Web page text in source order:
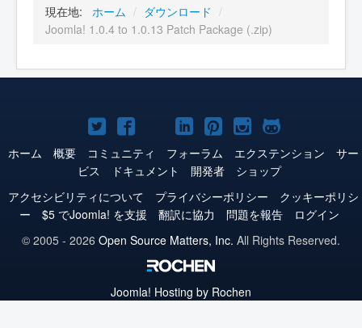
現在地: ホーム / ダウンロード /
Joomla! 1.0.4 to 1.0.13 Patch Package (.zip)
Joomla!
Twitter
Joomla!
Facebook
Joomla!
YouTube
Joomla!
LinkedIn
Joomla!
Pinterest
Joomla!
Instagram
Joomla!
GitHub
ホーム 概要 コミュニティ フォーラム エクステンション
サー
ビス
ドキュメント 開発者
ショップ
アクセシビリティについて
プライバシーポリシー
クッキーポリシ
ー
$5 でJoomla! を支援 翻訳に協力 問題を報告
ログイン
© 2005 - 2026 Open Source Matters, Inc. All Rights Reserved.
Joomla! Hosting by Rochen